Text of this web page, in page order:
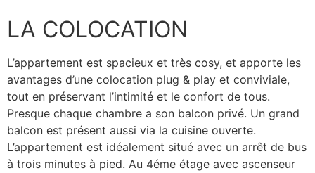
LA COLOCATION
L’appartement est spacieux et très cosy, et apporte les
avantages d’une colocation plug & play et conviviale,
tout en préservant l’intimité et le confort de tous.
Presque chaque chambre a son balcon privé. Un grand
balcon est présent aussi via la cuisine ouverte.
L’appartement est idéalement situé avec un arrêt de bus
à trois minutes à pied. Au 4éme étage avec ascenseur